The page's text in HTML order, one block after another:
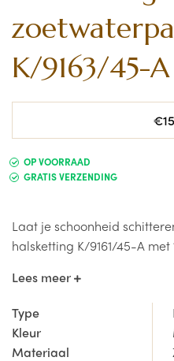
K/9163/45-A
OP VOORRAAD
GRATIS VERZENDING
Laat je schoonheid
halsketting K/9161/45-A
De juwelen van de Orage
vervaardigd uit Sterling
met een laagje rhodium om
Lees meer
Type
Kleur
Materiaal